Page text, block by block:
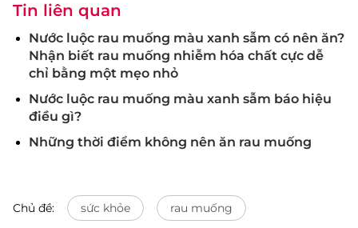
Tin liên quan
Nước luộc rau muống màu xanh sẫm có nên ăn?
Nhận biết rau muống nhiễm hóa chất cực dễ
chỉ bằng một mẹo nhỏ
Nước luộc rau muống màu xanh sẫm báo hiệu
điều gì?
Những thời điểm không nên ăn rau muống
Chủ đề: sức khỏe rau muống